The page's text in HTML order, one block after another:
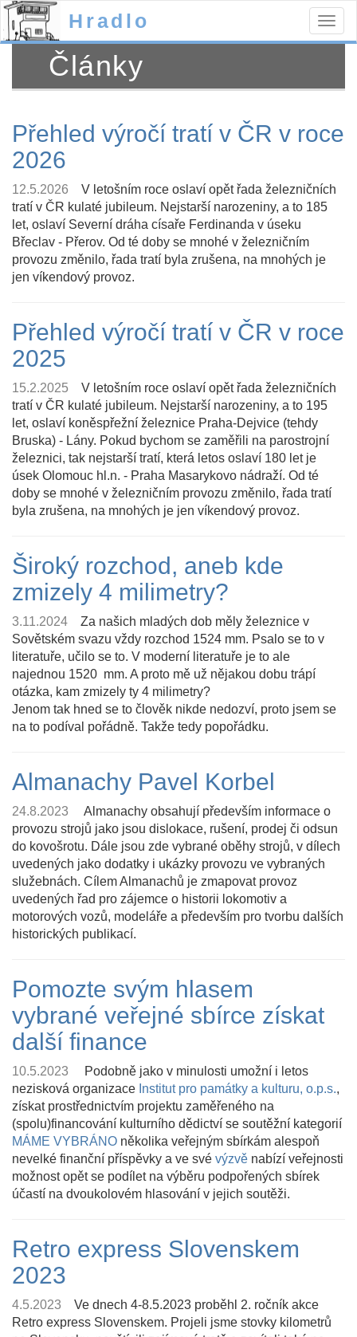
Hradlo
Články
Přehled výročí tratí v ČR v roce
2026
12.5.2026
V letošním roce oslaví opět řada železničních
tratí v ČR kulaté jubileum. Nejstarší narozeniny, a to 185
let, oslaví Severní dráha císaře Ferdinanda v úseku
Břeclav - Přerov. Od té doby se mnohé v železničním
provozu změnilo, řada tratí byla zrušena, na mnohých je
jen víkendový provoz.
Přehled výročí tratí v ČR v roce
2025
15.2.2025
V letošním roce oslaví opět řada železničních
tratí v ČR kulaté jubileum. Nejstarší narozeniny, a to 195
let, oslaví koněspřežní železnice Praha-Dejvice (tehdy
Bruska) - Lány. Pokud bychom se zaměřili na parostrojní
železnici, tak nejstarší tratí, která letos oslaví 180 let je
úsek Olomouc hl.n. - Praha Masarykovo nádraží. Od té
doby se mnohé v železničním provozu změnilo, řada tratí
byla zrušena, na mnohých je jen víkendový provoz.
Široký rozchod, aneb kde
zmizely 4 milimetry?
3.11.2024
Za našich mladých dob měly železnice v
Sovětském svazu vždy rozchod 1524 mm. Psalo se to v
literatuře, učilo se to. V moderní literatuře je to ale
najednou 1520 mm. A proto mě už nějakou dobu trápí
otázka, kam zmizely ty 4 milimetry?
Jenom tak hned se to člověk nikde nedozví, proto jsem se
na to podíval pořádně. Takže tedy popořádku.
Almanachy Pavel Korbel
24.8.2023
Almanachy obsahují především informace o
provozu strojů jako jsou dislokace, rušení, prodej či odsun
do kovošrotu. Dále jsou zde vybrané oběhy strojů, v dílech
uvedených jako dodatky i ukázky provozu ve vybraných
služebnách. Cílem Almanachů je zmapovat provoz
uvedených řad pro zájemce o historii lokomotiv a
motorových vozů, modeláře a především pro tvorbu dalších
historických publikací.
Pomozte svým hlasem
vybrané veřejné sbírce získat
další finance
10.5.2023
Podobně jako v minulosti umožní i letos
nezisková organizace Institut pro památky a kulturu, o.p.s.,
získat prostřednictvím projektu zaměřeného na
(spolu)financování kulturního dědictví se soutěžní kategorií
MÁME VYBRÁNO několika veřejným sbírkám alespoň
nevelké finanční příspěvky a ve své výzvě nabízí veřejnosti
možnost opět se podílet na výběru podpořených sbírek
účastí na dvoukolovém hlasování v jejich soutěži.
Retro express Slovenskem
2023
4.5.2023
Ve dnech 4-8.5.2023 proběhl 2. ročník akce
Retro express Slovenskem. Projeli jsme stovky kilometrů